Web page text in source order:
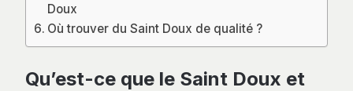
Doux
Où trouver du Saint Doux de qualité ?
Qu’est-ce que le Saint Doux et